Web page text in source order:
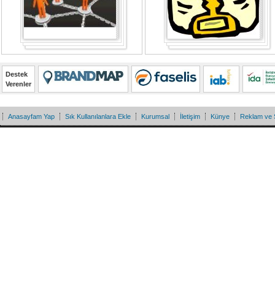
Destek
Verenler
Anasayfam Yap Sık Kullanılanlara Ekle Kurumsal İletişim Künye Reklam ve